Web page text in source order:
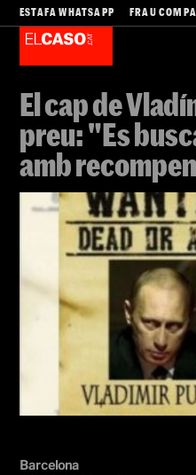
ESTAFA WHATSAPP FRAU
El cap de
preu: "Es
amb
Barcelona